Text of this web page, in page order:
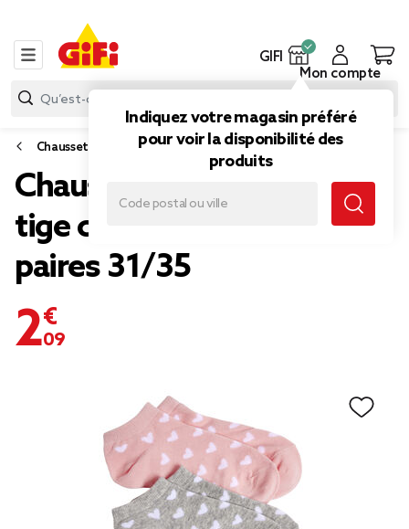
GIFI
Indiquez votre magasin préféré
pour voir la disponibilité des
produits
Mon compte
Chaussettes et sous-vêtements
Chaussettes enfant fille
tige courte polycoton 3
paires 31/35
2,09 €